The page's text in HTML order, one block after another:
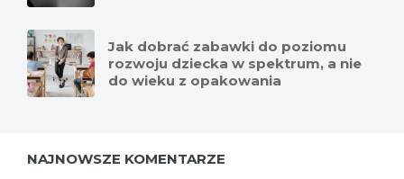
Jak dobrać zabawki do poziomu
rozwoju dziecka w spektrum, a nie
do wieku z opakowania
NAJNOWSZE KOMENTARZE